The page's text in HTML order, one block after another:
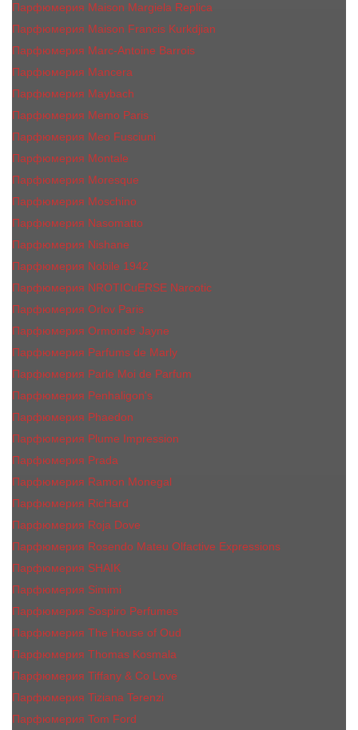
Парфюмерия Maison Margiela Replica
Парфюмерия Maison Francis Kurkdjian
Парфюмерия Marc-Antoine Barrois
Парфюмерия Mancera
Парфюмерия Maybach
Парфюмерия Memo Paris
Парфюмерия Meo Fusciuni
Парфюмерия Montale
Парфюмерия Moresque
Парфюмерия Moschino
Парфюмерия Nasomatto
Парфюмерия Nishane
Парфюмерия Nobile 1942
Парфюмерия NROTICuERSE Narcotic
Парфюмерия Orlov Paris
Парфюмерия Ormonde Jayne
Парфюмерия Parfums de Marly
Парфюмерия Parle Moi de Parfum
Парфюмерия Penhaligon's
Парфюмерия Phaedon
Парфюмерия Plume Impression
Парфюмерия Prada
Парфюмерия Ramon Monegal
Парфюмерия RicHard
Парфюмерия Roja Dove
Парфюмерия Rosendo Mateu Olfactive Expressions
Парфюмерия SHAIK
Парфюмерия Simimi
Парфюмерия Sospiro Perfumes
Парфюмерия The House of Oud
Парфюмерия Thomas Kosmala
Парфюмерия Tiffany & Co Love
Парфюмерия Tiziana Terenzi
Парфюмерия Tom Ford